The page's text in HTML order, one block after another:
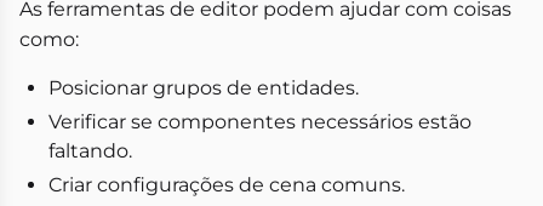
As ferramentas de editor podem ajudar com coisas
como:
Posicionar grupos de entidades.
Verificar se componentes necessários estão
faltando.
Criar configurações de cena comuns.